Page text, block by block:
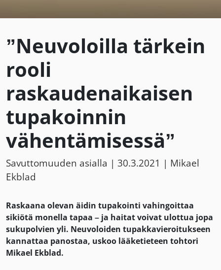
”Neuvoloilla tärkein
rooli
raskaudenaikaisen
tupakoinnin
vähentämisessä”
Savuttomuuden asialla | 30.3.2021 | Mikael
Ekblad
Raskaana olevan äidin tupakointi vahingoittaa
sikiötä monella tapaa – ja haitat voivat ulottua jopa
sukupolvien yli. Neuvoloiden tupakkavieroitukseen
kannattaa panostaa, uskoo lääketieteen tohtori
Mikael Ekblad.